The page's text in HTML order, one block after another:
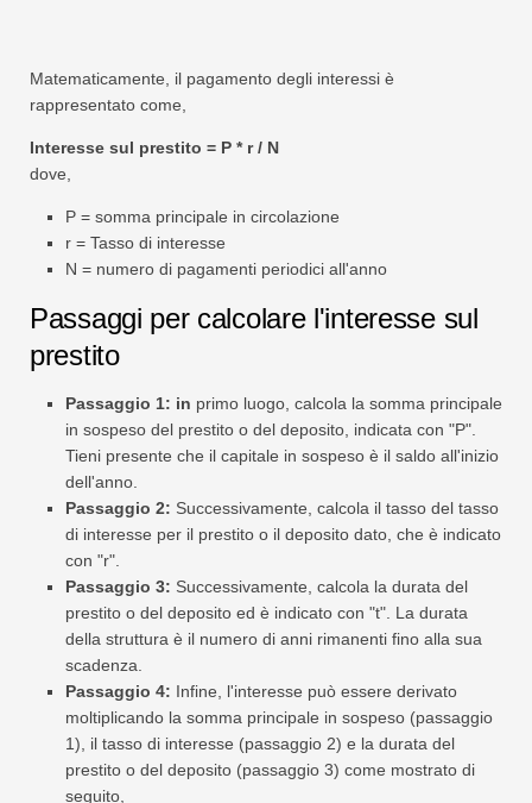
Matematicamente, il pagamento degli interessi è
rappresentato come,
Interesse sul prestito = P * r / N
dove,
P = somma principale in circolazione
r = Tasso di interesse
N = numero di pagamenti periodici all'anno
Passaggi per calcolare l'interesse sul
prestito
Passaggio 1: in primo luogo, calcola la somma principale
in sospeso del prestito o del deposito, indicata con "P".
Tieni presente che il capitale in sospeso è il saldo all'inizio
dell'anno.
Passaggio 2: Successivamente, calcola il tasso del tasso
di interesse per il prestito o il deposito dato, che è indicato
con "r".
Passaggio 3: Successivamente, calcola la durata del
prestito o del deposito ed è indicato con "t". La durata
della struttura è il numero di anni rimanenti fino alla sua
scadenza.
Passaggio 4: Infine, l'interesse può essere derivato
moltiplicando la somma principale in sospeso (passaggio
1), il tasso di interesse (passaggio 2) e la durata del
prestito o del deposito (passaggio 3) come mostrato di
seguito,